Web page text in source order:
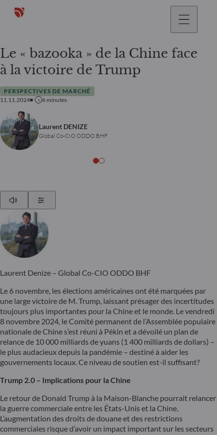
Le « bazooka » de la Chine face
à la victoire de Trump
PERSPECTIVES DE MARCHÉ
11.11.2024
6 minutes
Laurent DENIZE
Global Co-CIO ODDO BHF
Laurent Denize – Global Co-CIO ODDO BHF
Le 6 novembre, les élections américaines ont été marquées par
une large victoire de M. Trump, laissant présager des incertitudes
toujours plus importantes pour la Chine et le monde. Le vendredi
8 novembre 2024, le Comité permanent de l’Assemblée populaire
nationale de Chine s’est réuni à Pékin et a dévoilé un plan de
relance de 10 000 milliards de yuans (1 400 milliards de dollars) –
le plus audacieux depuis la pandémie – destiné à aider les
gouvernements locaux. Ce niveau de soutien est-il suffisant?
Trump 2.0 – Implications pour la Chine
Le retour de Donald Trump à la Maison-Blanche pourrait relancer
la guerre commerciale entre les États-Unis et la Chine.
L’augmentation des droits de douane et des restrictions
commerciales risque d’avoir un impact important sur les secteurs